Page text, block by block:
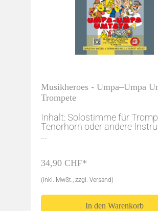
Musikheroes - Umpa–Umpa
Trompete
Inhalt: Solostimme für Trompete,
Tenorhorn oder andere
...
34,90 CHF*
(inkl. MwSt., zzgl. Versand)
In den Warenkorb